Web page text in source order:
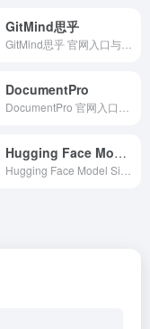
GitMind思乎
DocumentPro
Hugging Face Model Size